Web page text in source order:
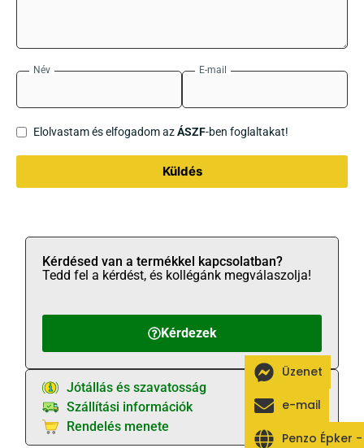
Név E-mail
Elolvastam és elfogadom azÁSZF-ben foglaltakat!
Küldés
Kérdezek
Kérdésed van a termékkel kapcsolatban?
Tedd fel a kérdést, és kollégánk megválaszolja!
Jótállás és szavatosság
Szállítási információk
Rendelés menete
Üzenet
e-mail
Penzo Épker